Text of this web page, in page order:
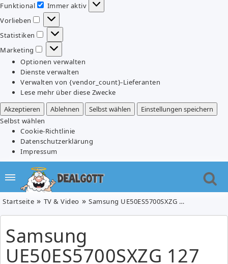
Funktional
Funktional
Immer aktiv
Vorlieben
Vorlieben
Statistiken
Statistiken
Marketing
Marketing
Optionen verwalten
Dienste verwalten
Verwalten von {vendor_count}-Lieferanten
Lese mehr über diese Zwecke
Akzeptieren
Ablehnen Selbst wählen
Einstellungen speichern
Selbst wählen
Cookie-Richtlinie
Datenschutzerklärung
Impressum
Startseite TV & Video Samsung UE50ES5700SXZG 127 cm (50 Zoll) LED-Backlight-Fernseher (A+, Full HD, 100Hz, DVB-T/C/S2) für 666€
Samsung
UE50ES5700SXZG 127